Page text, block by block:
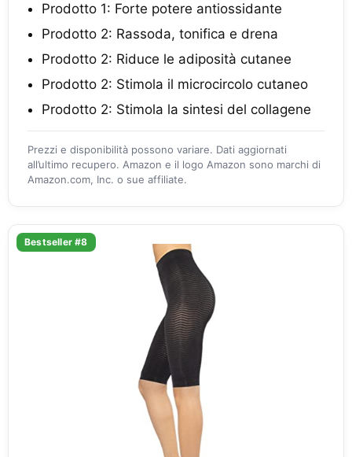
Prodotto 1: Forte potere antiossidante
Prodotto 2: Rassoda, tonifica e drena
Prodotto 2: Riduce le adiposità cutanee
Prodotto 2: Stimola il microcircolo cutaneo
Prodotto 2: Stimola la sintesi del collagene
Prezzi e disponibilità possono variare. Dati aggiornati
all’ultimo recupero. Amazon e il logo Amazon sono marchi di
Amazon.com, Inc. o sue affiliate.
Bestseller #8